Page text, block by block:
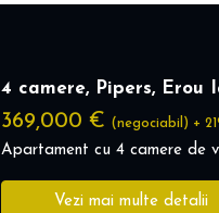
4 camere, Pipers, Erou
369,000 € (negociabil) +
Apartament cu 4 camere de
Vezi mai multe detalii